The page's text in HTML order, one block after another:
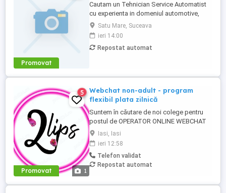
Promovat
Cautam un Tehnician Service Automatist
cu experienta in domeniul automotive,
pasionat de robotica si automatizari
industriale. Responsabilitati:
Diagnosticarea erorilor hardware pentru
PLC-uri, roboti si sisteme video
manuala ...
Satu Mare, Suceava
ieri 14:00
Repostat automat
Promovat 1
5
Webchat non-adult - program
flexibil plata zilnică
Suntem în căutare de noi colege pentru
postul de OPERATOR ONLINE WEBCHAT
NON-ADULT. Activitatea se bazează pe
comunicare - se stă în fața unui calculator
și se tastează. Se lucrează de la birou.
Locație fixă - IAȘI Pentru persoanele
interesate de un job cu program part time,
Iasi, Iasi
ieri 12:58
Telefon validat
Repostat automat